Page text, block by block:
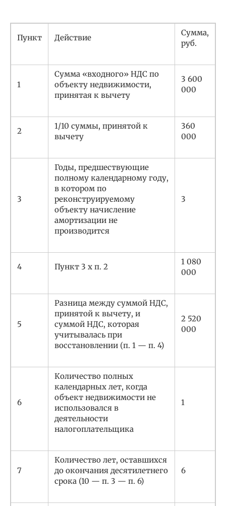
Пункт Действие
Сумма,
руб.
1
Сумма «входного» НДС по
объекту недвижимости,
принятая к вычету
3 600
000
2
1/10 суммы, принятой к
вычету
360
000
3
Годы, предшествующие
полному календарному году,
в котором по
реконструируемому
объекту начисление
амортизации не
производится
3
4 Пункт 3 x п. 2
1 080
000
5
Разница между суммой НДС,
принятой к вычету, и
суммой НДС, которая
учитывалась при
восстановлении (п. 1 — п. 4)
2 520
000
6
Количество полных
календарных лет, когда
объект недвижимости не
использовался в
деятельности
налогоплательщика
1
7
Количество лет, оставшихся
до окончания десятилетнего
срока (10 — п. 3 — п. 6)
6